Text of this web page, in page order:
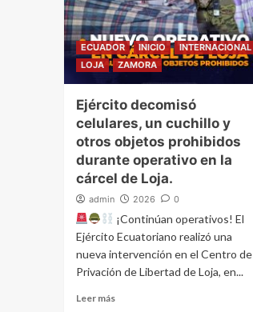
ECUADOR INICIO
INTERNACIONAL
LOJA
ZAMORA
Ejército decomisó
celulares, un cuchillo y
otros objetos prohibidos
durante operativo en la
cárcel de Loja.
admin 2026 0
¡Continúan operativos! El
Ejército Ecuatoriano realizó una
nueva intervención en el Centro de
Privación de Libertad de Loja, en...
Leer más